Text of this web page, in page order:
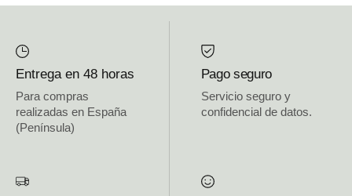
Entrega en 48 horas
Para compras
realizadas en España
(Península)
Pago seguro
Servicio seguro y
confidencial de datos.